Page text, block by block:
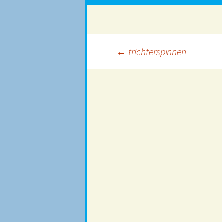
Beitragsnavigation
← trichterspinnen